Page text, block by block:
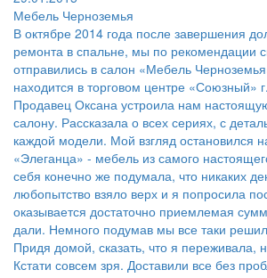
Мебель Черноземья
В октябре 2014 года после завершения
ремонта в спальне, мы по рекомендации
отправились в салон «Мебель
находится в торговом центре «Союзный»
Продавец Оксана устроила нам
салону. Рассказала о всех сериях, с
каждой модели. Мой взгляд остановился
«Элеганца» - мебель из самого
себя конечно же подумала, что никаких
любопытство взяло верх и я попросила
оказывается достаточно приемлемая
дали. Немного подумав мы все таки
Придя домой, сказать, что я переживала,
Кстати совсем зря. Доставили все без